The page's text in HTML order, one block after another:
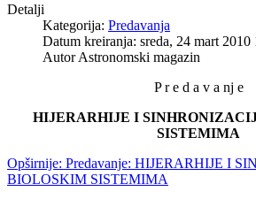
Detalji
Kategorija: Predavanja
Datum kreiranja: sreda, 24 mart 2010
Autor Astronomski magazin
P r e d a v a nj e
HIJERARHIJE I
SISTEMIMA
Opširnije: Predavanje: HIJERARHIJE I
BIOLOSKIM SISTEMIMA